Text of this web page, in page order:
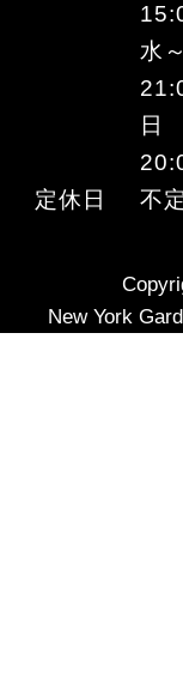
水
日
定休日
不
New York